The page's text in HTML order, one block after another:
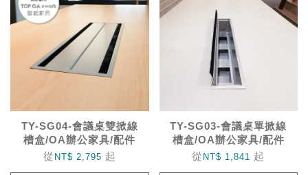
TY-SG04-會議桌雙掀線
槽盒/OA辦公家具/配件
從 NT$ 2,795 起
TY-SG03-會議桌單掀線
槽盒/OA辦公家具/配件
從 NT$ 1,841 起